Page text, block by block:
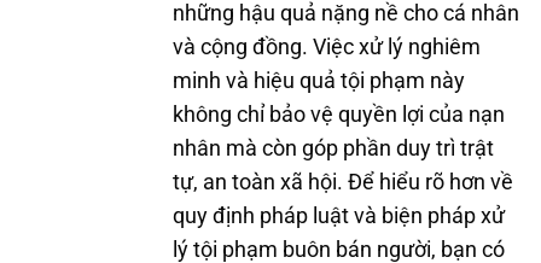
những hậu quả nặng nề cho cá nhân
và cộng đồng. Việc xử lý nghiêm
minh và hiệu quả tội phạm này
không chỉ bảo vệ quyền lợi của nạn
nhân mà còn góp phần duy trì trật
tự, an toàn xã hội. Để hiểu rõ hơn về
quy định pháp luật và biện pháp xử
lý tội phạm buôn bán người, bạn có